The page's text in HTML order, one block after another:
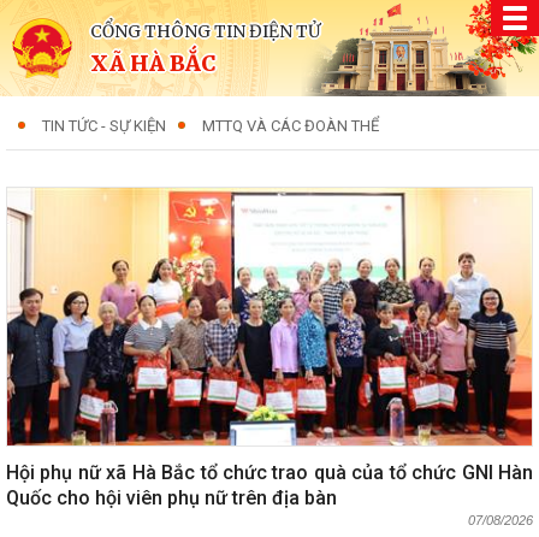
CỔNG THÔNG TIN ĐIỆN TỬ
XÃ HÀ BẮC
TIN TỨC - SỰ KIỆN MTTQ VÀ CÁC ĐOÀN THỂ
Hội phụ nữ xã Hà Bắc tổ chức trao quà của tổ chức GNI Hàn
Quốc cho hội viên phụ nữ trên địa bàn
07/08/2026